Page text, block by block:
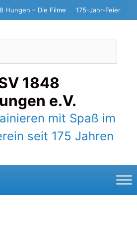
Hungen – Die Filme 175-Jahr-Feier
1848
e.V.
mit Spaß im
seit 175 Jahren